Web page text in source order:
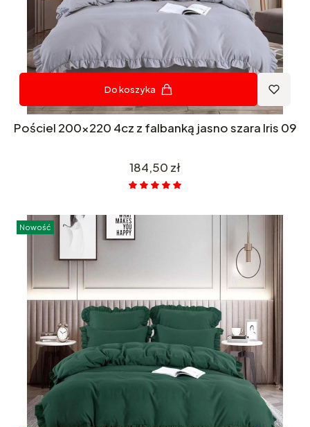
Do koszyka
Pościel 200x220 4cz z falbanką jasno szara Iris 09
Cena
184,50 zł
Nowość